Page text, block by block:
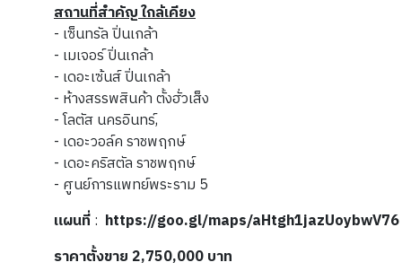
สถานที่สำคัญ ใกล้เคียง
- เซ็นทรัล ปิ่นเกล้า
- เมเจอร์ ปิ่นเกล้า
- เดอะเซ้นส์ ปิ่นเกล้า
- ห้างสรรพสินค้า ตั้งฮั่วเส็ง
- โลตัส นครอินทร์,
- เดอะวอล์ค ราชพฤกษ์
- เดอะคริสตัล ราชพฤกษ์
- ศูนย์การแพทย์พระราม 5
แผนที่: https://goo.gl/maps/aHtgh1jazUoybwV76
ราคาตั้งขาย 2,750,000 บาท